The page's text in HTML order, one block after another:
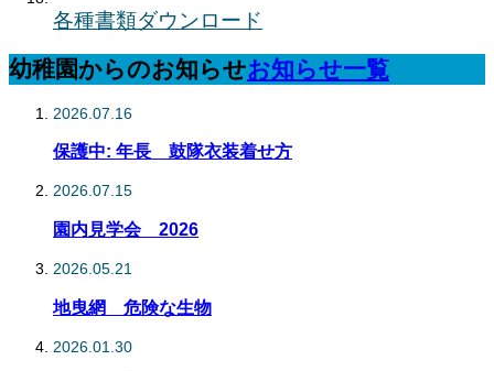
各種書類ダウンロード
幼稚園からのお知らせお知らせ一覧
2026.07.16
保護中: 年長 鼓隊衣装着せ方
2026.07.15
園内見学会 2026
2026.05.21
地曳網 危険な生物
2026.01.30